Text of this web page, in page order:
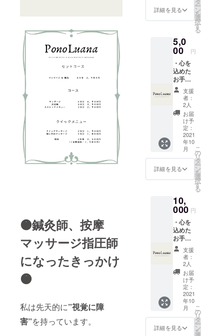
🟠鍼灸師、按摩
マッサージ指圧師
になったきっかけ
🟠
私は先天的に”視覚に障
害”を持っています。
詳細を見る ー
ン
を
選
択
す
る
5,0
00 円
・心を
込めた
お手紙
・マッ
サージ&
鍼灸
セット
コース
60分 2
回分施
術無料
券 （有
効期
限：
2021年
10月〜
9月）
※『法令
に基づ
く医
療、診
療行為
ではご
ざいま
せん。
効果に
は個人
差がご
ざいま
すこと
を予め
ご了承
くださ
支援
者：
2人
お届
け予
定：
2021
年10
月
詳細を見る
こ
の
リ
タ
ー
ン
を
選
択
す
る
10,
000 円
・心を
込めた
お手紙
・マッ
サージ&
鍼灸
セット
コース
60分 3
回分施
術無料
券 （有
効期
限：
2021年
支援
者：
2人
お届
け予
定：
2021
年10
月
詳細を見る
こ
の
リ
タ
ー
ン
を